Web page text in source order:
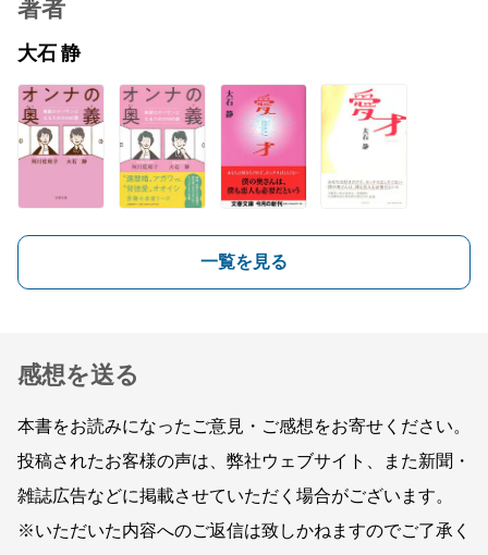
著者
大石 静
一覧を見る
感想を送る
本書をお読みになったご意見・ご感想をお寄せください。
投稿されたお客様の声は、弊社ウェブサイト、また新聞・
雑誌広告などに掲載させていただく場合がございます。
※いただいた内容へのご返信は致しかねますのでご了承く